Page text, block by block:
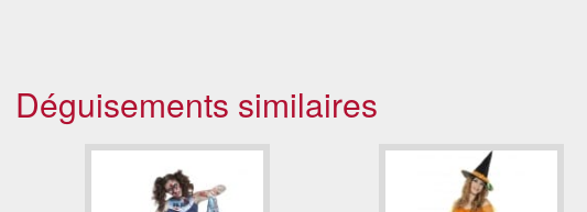
Déguisements similaires